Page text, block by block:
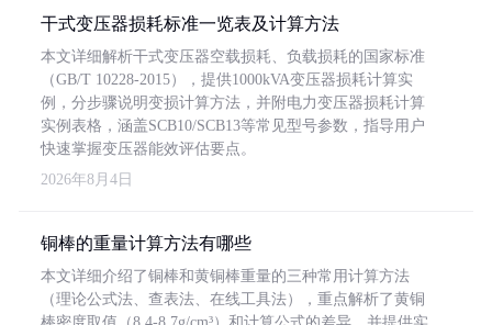
干式变压器损耗标准一览表及计算方法
本文详细解析干式变压器空载损耗、负载损耗的国家标准
（GB/T 10228-2015），提供1000kVA变压器损耗计算实
例，分步骤说明变损计算方法，并附电力变压器损耗计算
实例表格，涵盖SCB10/SCB13等常见型号参数，指导用户
快速掌握变压器能效评估要点。
2026年8月4日
铜棒的重量计算方法有哪些
本文详细介绍了铜棒和黄铜棒重量的三种常用计算方法
（理论公式法、查表法、在线工具法），重点解析了黄铜